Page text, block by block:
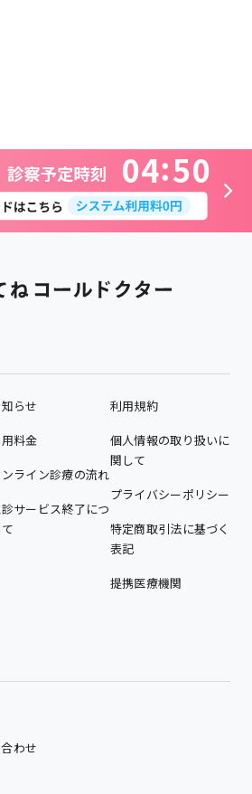
04 50
らせ
料金
ライン診療の流れ
サービス終了につ
利用規約
個人情報の取り扱いに
関して
プライバシーポリシー
特定商取引法に基づく
表記
提携医療機関
わせ